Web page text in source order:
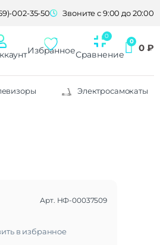
002-35-50 Звоните с 9:00 до 20:00
ИзбранноеСравнение
0 ₽
Электросамокаты
Арт. НФ-00037509
в избранное